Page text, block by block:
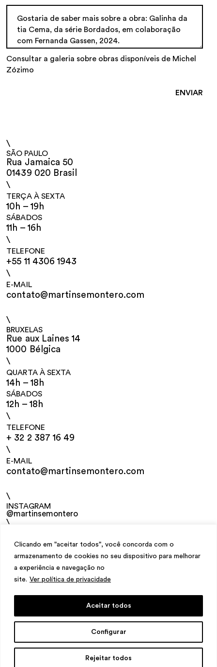
Clicando em "aceitar todos", você concorda com o
armazenamento de cookies no seu dispositivo para melhorar
a experiência e navegação no
site. Ver política de privacidade
Configurar
Rejeitar todos
Aceitar todos
Consultar a galeria sobre obras disponíveis de Michel
Zózimo
\
SÃO PAULO
Rua Jamaica 50
01439 020 Brasil
\
TERÇA À SEXTA
10h – 19h
SÁBADOS
11h – 16h
\
TELEFONE
+55 11 4306 1943
\
E-MAIL
contato@martinsemontero.com
\
BRUXELAS
Rue aux Laines 14
1000 Bélgica
\
QUARTA À SEXTA
14h – 18h
SÁBADOS
12h – 18h
\
TELEFONE
+ 32 2 387 16 49
\
E-MAIL
contato@martinsemontero.com
\
INSTAGRAM
@martinsemontero
\